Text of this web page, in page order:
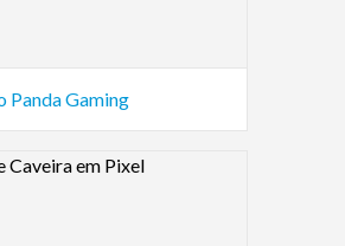
Panda Gaming
Image